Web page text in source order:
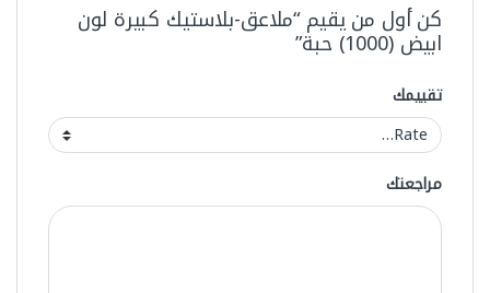
كن أول من يقيم “ملاعق-بلاستيك كبيرة لون
ابيض (1000) حبة”
تقييمك
مراجعتك